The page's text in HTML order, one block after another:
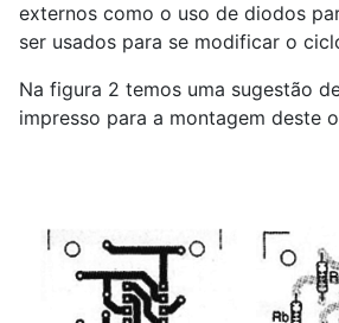
externos como o uso de diodos
ser usados para se modificar o
Na figura 2 temos uma sugestão
impresso para a montagem deste